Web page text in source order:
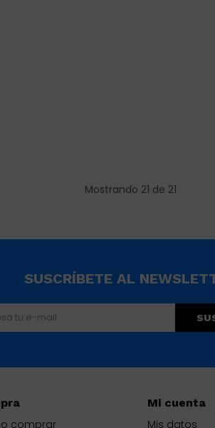
Mostrando 21 de 21
comprar
Mi cuenta
Mis datos
SUSCRÍBETE AL